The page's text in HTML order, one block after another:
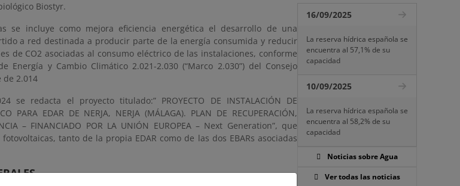
Biostyr.
se incluye como mejora eficiencia energética el desarrollo de una
a red destinada a producir parte de la energía consumida y reducir
de CO2 asociadas al consumo eléctrico de las instalaciones, conforme
y Cambio Climático 2.021-2.030 (“Marco 2.030”) del Consejo
de 2.014
se redacta el proyecto titulado:” PROYECTO DE INSTALACIÓN DE
PARA EDAR DE NERJA, NERJA (MÁLAGA). PLAN DE RECUPERACIÓN,
– FINANCIADO POR LA UNIÓN EUROPEA – Next Generation”, que
tanto de la propia EDAR como de las dos EBARs asociadas
16/09/2025
La reserva hídrica española se
encuentra al 57,1% de su
capacidad
10/09/2025
La reserva hídrica española se
encuentra al 58,2% de su
capacidad
Noticias sobre Agua
Ver todas las noticias